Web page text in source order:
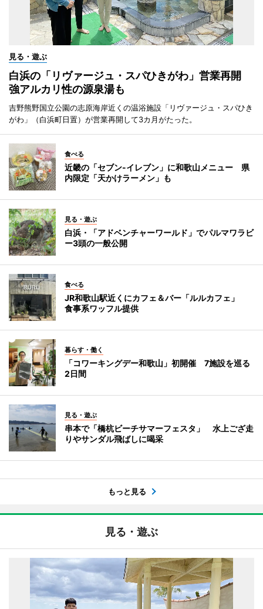
見る・遊ぶ
白浜の「リヴァージュ・スパひきがわ」営業再開
強アルカリ性の源泉湯も
吉野熊野国立公園の志原海岸近くの温浴施設「リヴァージュ・スパひき
がわ」（白浜町日置）が営業再開して3カ月がたった。
食べる
近畿の「セブン-イレブン」に和歌山メニュー 県
内限定「天かけラーメン」も
見る・遊ぶ
白浜・「アドベンチャーワールド」でパルマワラビ
ー3頭の一般公開
食べる
JR和歌山駅近くにカフェ＆バー「ルルカフェ」
食事系ワッフル提供
暮らす・働く
「コワーキングデー和歌山」初開催 7施設を巡る
2日間
見る・遊ぶ
串本で「橋杭ビーチサマーフェスタ」 水上ござ走
りやサンダル飛ばしに喝采
もっと見る
見る・遊ぶ